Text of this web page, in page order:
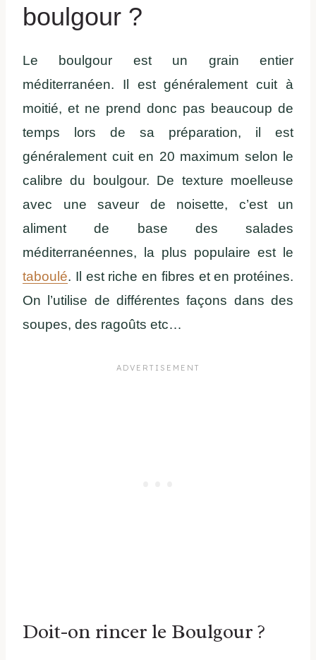
boulgour ?
Le boulgour est un grain entier
méditerranéen. Il est généralement cuit à
moitié, et ne prend donc pas beaucoup de
temps lors de sa préparation, il est
généralement cuit en 20 maximum selon le
calibre du boulgour. De texture moelleuse
avec une saveur de noisette, c’est un
aliment de base des salades
méditerranéennes, la plus populaire est le
taboulé. Il est riche en fibres et en protéines.
On l’utilise de différentes façons dans des
soupes, des ragoûts etc…
Doit-on rincer le Boulgour ?